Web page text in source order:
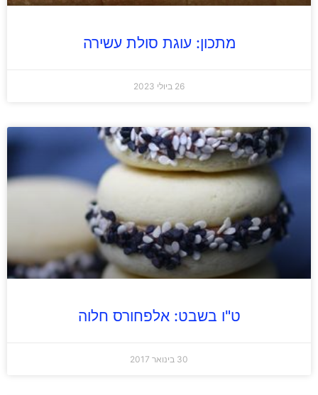
מתכון: עוגת סולת עשירה
26 ביולי 2023
ט"ו בשבט: אלפחורס חלוה
30 בינואר 2017